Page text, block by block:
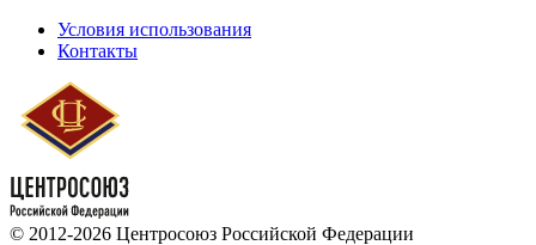
Условия использования
Контакты
© 2012-2026 Центросоюз Российской Федерации